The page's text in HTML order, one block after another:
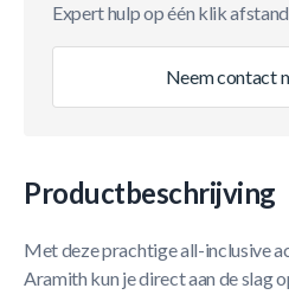
Expert hulp op één klik afstand
Neem contact
Productbeschrijving
Met deze prachtige all-inclusive
Aramith kun je direct aan de slag